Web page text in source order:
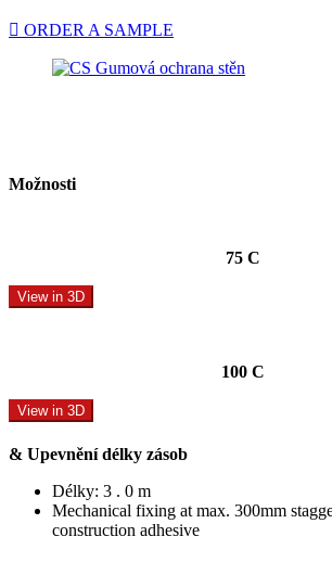
ORDER A SAMPLE
Možnosti
75 C
View in 3D
100 C
View in 3D
& Upevnění délky zásob
Délky: 3 . 0 m
Mechanical fixing at max. 300mm
construction adhesive